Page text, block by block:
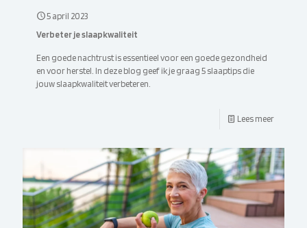
5 april 2023
Verbeter je slaapkwaliteit
Een goede nachtrust is essentieel voor een goede gezondheid
en voor herstel. In deze blog geef ik je graag 5 slaaptips die
jouw slaapkwaliteit verbeteren.
Lees meer